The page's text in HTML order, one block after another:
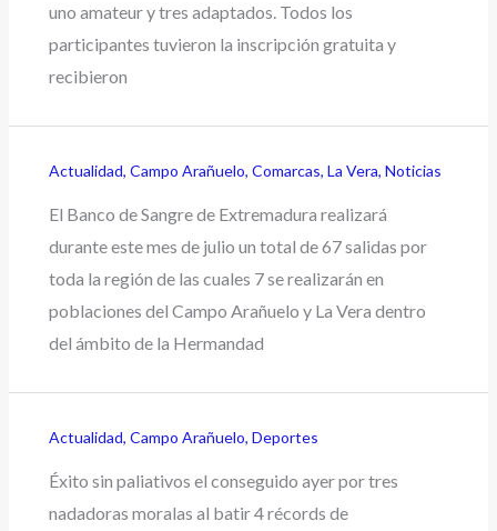
uno amateur y tres adaptados. Todos los
participantes tuvieron la inscripción gratuita y
recibieron
Actualidad,Campo Arañuelo,Comarcas,La Vera,Noticias
El Banco de Sangre de Extremadura realizará
durante este mes de julio un total de 67 salidas por
toda la región de las cuales 7 se realizarán en
poblaciones del Campo Arañuelo y La Vera dentro
del ámbito de la Hermandad
Actualidad,Campo Arañuelo,Deportes
Éxito sin paliativos el conseguido ayer por tres
nadadoras moralas al batir 4 récords de